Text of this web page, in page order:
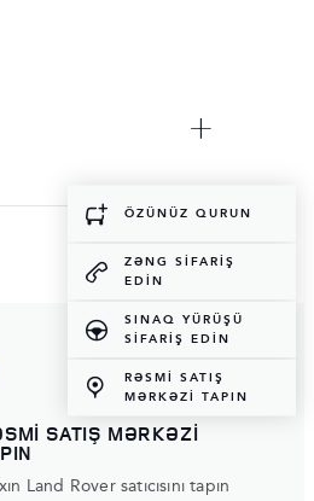
SATIŞ MƏRKƏZİ
Land Rover satıcısını tapın
ÖZÜNÜZ QURUN
ZƏNG SIFARIŞ
EDIN
SINAQ YÜRÜŞÜ
SİFARİŞ EDİN
RƏSMİ SATIŞ
MƏRKƏZİ TAPIN